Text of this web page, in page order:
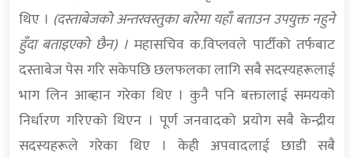
थिए । (दस्ताबेजको अन्तरवस्तुका बारेमा यहाँ बताउन उपयुक्त नहुने
हुँदा बताइएको छैन) । महासचिव क.विप्लवले पार्टीको तर्फबाट
दस्ताबेज पेस गरि सकेपछि छलफलका लागि सबै सदस्यहरूलाई
भाग लिन आब्हान गरेका थिए । कुनै पनि बक्तालाई समयको
निर्धारण गरिएको थिएन । पूर्ण जनवादको प्रयोग सबै केन्द्रीय
सदस्यहरूले गरेका थिए । केही अपवादलाई छाडी सबै